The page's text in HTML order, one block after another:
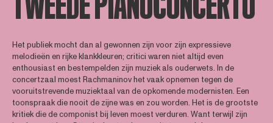
Het publiek mocht dan al gewonnen zijn voor zijn expressieve
melodieën en rijke klankkleuren; critici waren niet altijd even
enthousiast en bestempelden zijn muziek als ouderwets. In de
concertzaal moest Rachmaninov het vaak opnemen tegen de
vooruitstrevende muziektaal van de opkomende modernisten. Een
toonspraak die nooit de zijne was en zou worden. Het is de grootste
kritiek die de componist bij leven moest verduren. Want terwijl zijn